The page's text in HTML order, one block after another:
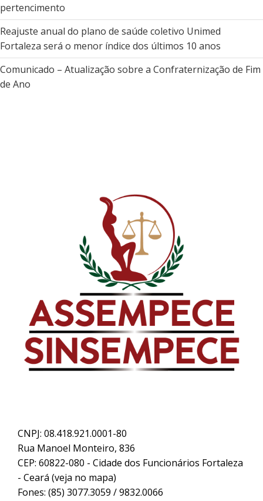
pertencimento
Reajuste anual do plano de saúde coletivo Unimed
Fortaleza será o menor índice dos últimos 10 anos
Comunicado – Atualização sobre a Confraternização de Fim
de Ano
CNPJ: 08.418.921.0001-80
Rua Manoel Monteiro, 836
CEP: 60822-080 - Cidade dos Funcionários Fortaleza
- Ceará (veja no mapa)
Fones: (85) 3077.3059 / 9832.0066